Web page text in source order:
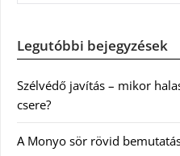
Legutóbbi bejegyzések
Szélvédő javítás – mikor
csere?
A Monyo sör rövid